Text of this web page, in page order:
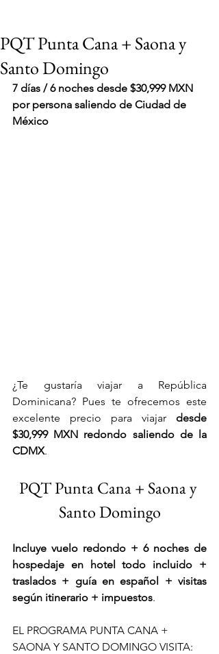
PQT Punta Cana + Saona y
Santo Domingo
7 días / 6 noches desde $30,999 MXN
por persona saliendo de Ciudad de
México
¿Te gustaría viajar a República
Dominicana? Pues te ofrecemos este
excelente precio para viajar
$30,999 MXN redondo saliendo de la
CDMX.
PQT Punta Cana + Saona y
Santo Domingo
Incluye vuelo redondo + 6 noches de
hospedaje en hotel todo incluido +
traslados + guía en español + visitas
según itinerario + impuestos.
EL PROGRAMA PUNTA CANA +
SAONA Y SANTO DOMINGO VISITA: